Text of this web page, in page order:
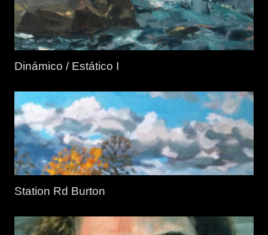
Dinámico / Estático I
Station Rd Burton